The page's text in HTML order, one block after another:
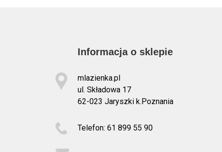
Informacja o sklepie
mlazienka.pl
ul. Składowa 17
62-023 Jaryszki k.Poznania
Telefon: 61 899 55 90